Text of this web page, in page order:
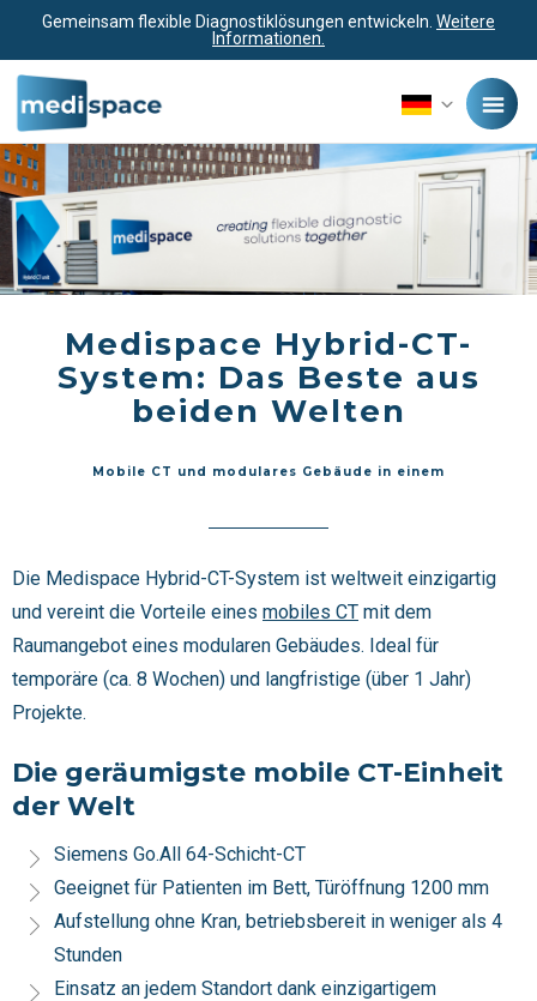
Gemeinsam flexible Diagnostiklösungen entwickeln. Weitere
Informationen.
Medispace Hybrid-CT-
System: Das Beste aus
beiden Welten
Mobile CT und modulares Gebäude in einem
Die Medispace Hybrid-CT-System ist weltweit einzigartig
und vereint die Vorteile eines mobiles CT mit dem
Raumangebot eines modularen Gebäudes. Ideal für
temporäre (ca. 8 Wochen) und langfristige (über 1 Jahr)
Projekte.
Die geräumigste mobile CT-Einheit
der Welt
Siemens Go.All 64-Schicht-CT
Geeignet für Patienten im Bett, Türöffnung 1200 mm
Aufstellung ohne Kran, betriebsbereit in weniger als 4
Stunden
Einsatz an jedem Standort dank einzigartigem